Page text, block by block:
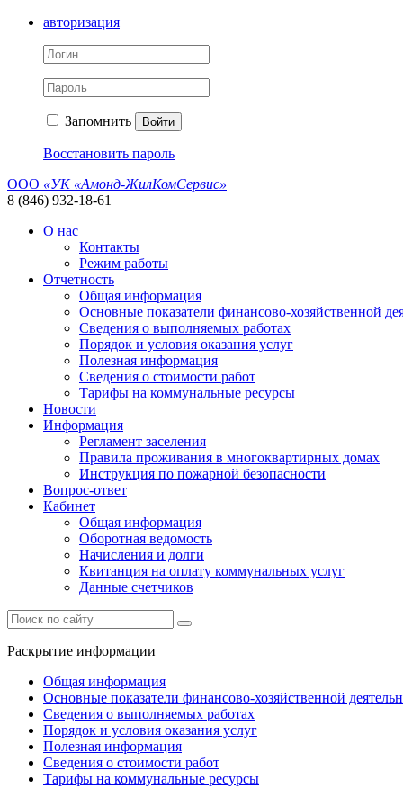
авторизация
Запомнить Войти
Восстановить пароль
ООО «УК «Амонд-ЖилКомСервис»
8 (846) 932-18-61
О нас
Контакты
Режим работы
Отчетность
Общая информация
Основные показатели финансово-хозяйственной
Сведения о выполняемых работах
Порядок и условия оказания услуг
Полезная информация
Сведения о стоимости работ
Тарифы на коммунальные ресурсы
Новости
Информация
Регламент заселения
Правила проживания в многоквартирных домах
Инструкция по пожарной безопасности
Вопрос-ответ
Кабинет
Общая информация
Оборотная ведомость
Начисления и долги
Квитанция на оплату коммунальных услуг
Данные счетчиков
Раскрытие информации
Общая информация
Основные показатели финансово-хозяйственной
Сведения о выполняемых работах
Порядок и условия оказания услуг
Полезная информация
Сведения о стоимости работ
Тарифы на коммунальные ресурсы